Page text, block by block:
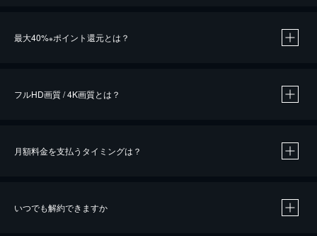
最大40%※ポイント還元とは？
※40％ポイント還元の対象は、クレジットカード決済による作品の購入 / レンタルです。
iOSアプリのUコイン決済による作品の購入 / レンタルは、20％のポイント還元です。
フルHD画質 / 4K画質とは？
月額料金を支払うタイミングは？
いつでも解約できますか